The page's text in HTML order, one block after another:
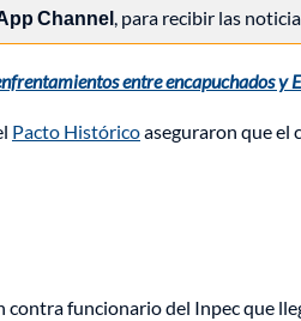
Channel, para recibir las
entre encapuchados y
Pacto Históricoaseguraron que el
contra funcionario del Inpec que